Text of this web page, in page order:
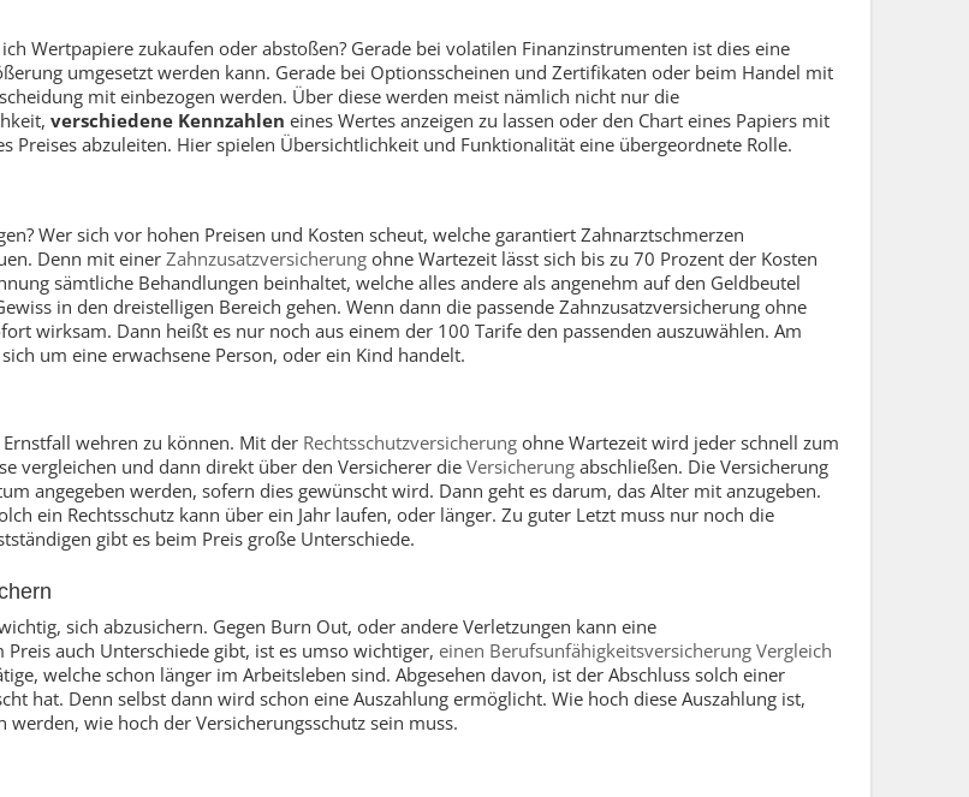
Wertpapiere zukaufen oder abstoßen? Gerade bei volatilen Finanzinstrumenten ist dies eine
umgesetzt werden kann. Gerade bei Optionsscheinen und Zertifikaten oder beim Handel mit
mit einbezogen werden. Über diese werden meist nämlich nicht nur die
verschiedene Kennzahlen eines Wertes anzeigen zu lassen oder den Chart eines Papiers mit
Preises abzuleiten. Hier spielen Übersichtlichkeit und Funktionalität eine übergeordnete Rolle.
Wer sich vor hohen Preisen und Kosten scheut, welche garantiert Zahnarztschmerzen
Denn mit einerZahnzusatzversicherung ohne Wartezeit lässt sich bis zu 70 Prozent der Kosten
sämtliche Behandlungen beinhaltet, welche alles andere als angenehm auf den Geldbeutel
in den dreistelligen Bereich gehen. Wenn dann die passende Zahnzusatzversicherung ohne
wirksam. Dann heißt es nur noch aus einem der 100 Tarife den passenden auszuwählen. Am
um eine erwachsene Person, oder ein Kind handelt.
wehren zu können. Mit der Rechtsschutzversicherung ohne Wartezeit wird jeder schnell zum
vergleichen und dann direkt über den Versicherer die Versicherung abschließen. Die Versicherung
angegeben werden, sofern dies gewünscht wird. Dann geht es darum, das Alter mit anzugeben.
ein Rechtsschutz kann über ein Jahr laufen, oder länger. Zu guter Letzt muss nur noch die
gibt es beim Preis große Unterschiede.
sich abzusichern. Gegen Burn Out, oder andere Verletzungen kann eine
auch Unterschiede gibt, ist es umso wichtiger, einen Berufsunfähigkeitsversicherung Vergleich
welche schon länger im Arbeitsleben sind. Abgesehen davon, ist der Abschluss solch einer
hat. Denn selbst dann wird schon eine Auszahlung ermöglicht. Wie hoch diese Auszahlung ist,
wie hoch der Versicherungsschutz sein muss.